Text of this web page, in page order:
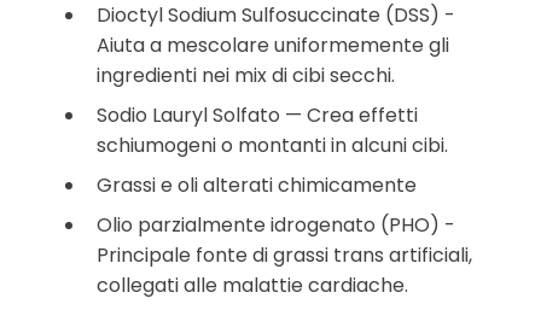
Dioctyl Sodium Sulfosuccinate (DSS) -
Aiuta a mescolare uniformemente gli
ingredienti nei mix di cibi secchi.
Sodio Lauryl Solfato — Crea effetti
schiumogeni o montanti in alcuni cibi.
Grassi e oli alterati chimicamente
Olio parzialmente idrogenato (PHO) -
Principale fonte di grassi trans artificiali,
collegati alle malattie cardiache.